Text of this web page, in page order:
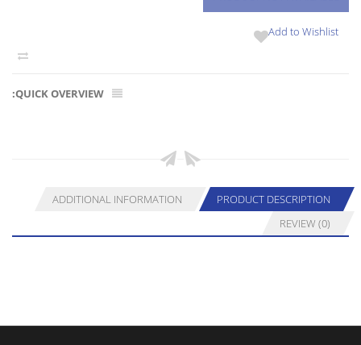
Add to Wishlist
PRODUCT DESCRIPTION
ADDITIONAL INFORMATION
REVIEW (0)